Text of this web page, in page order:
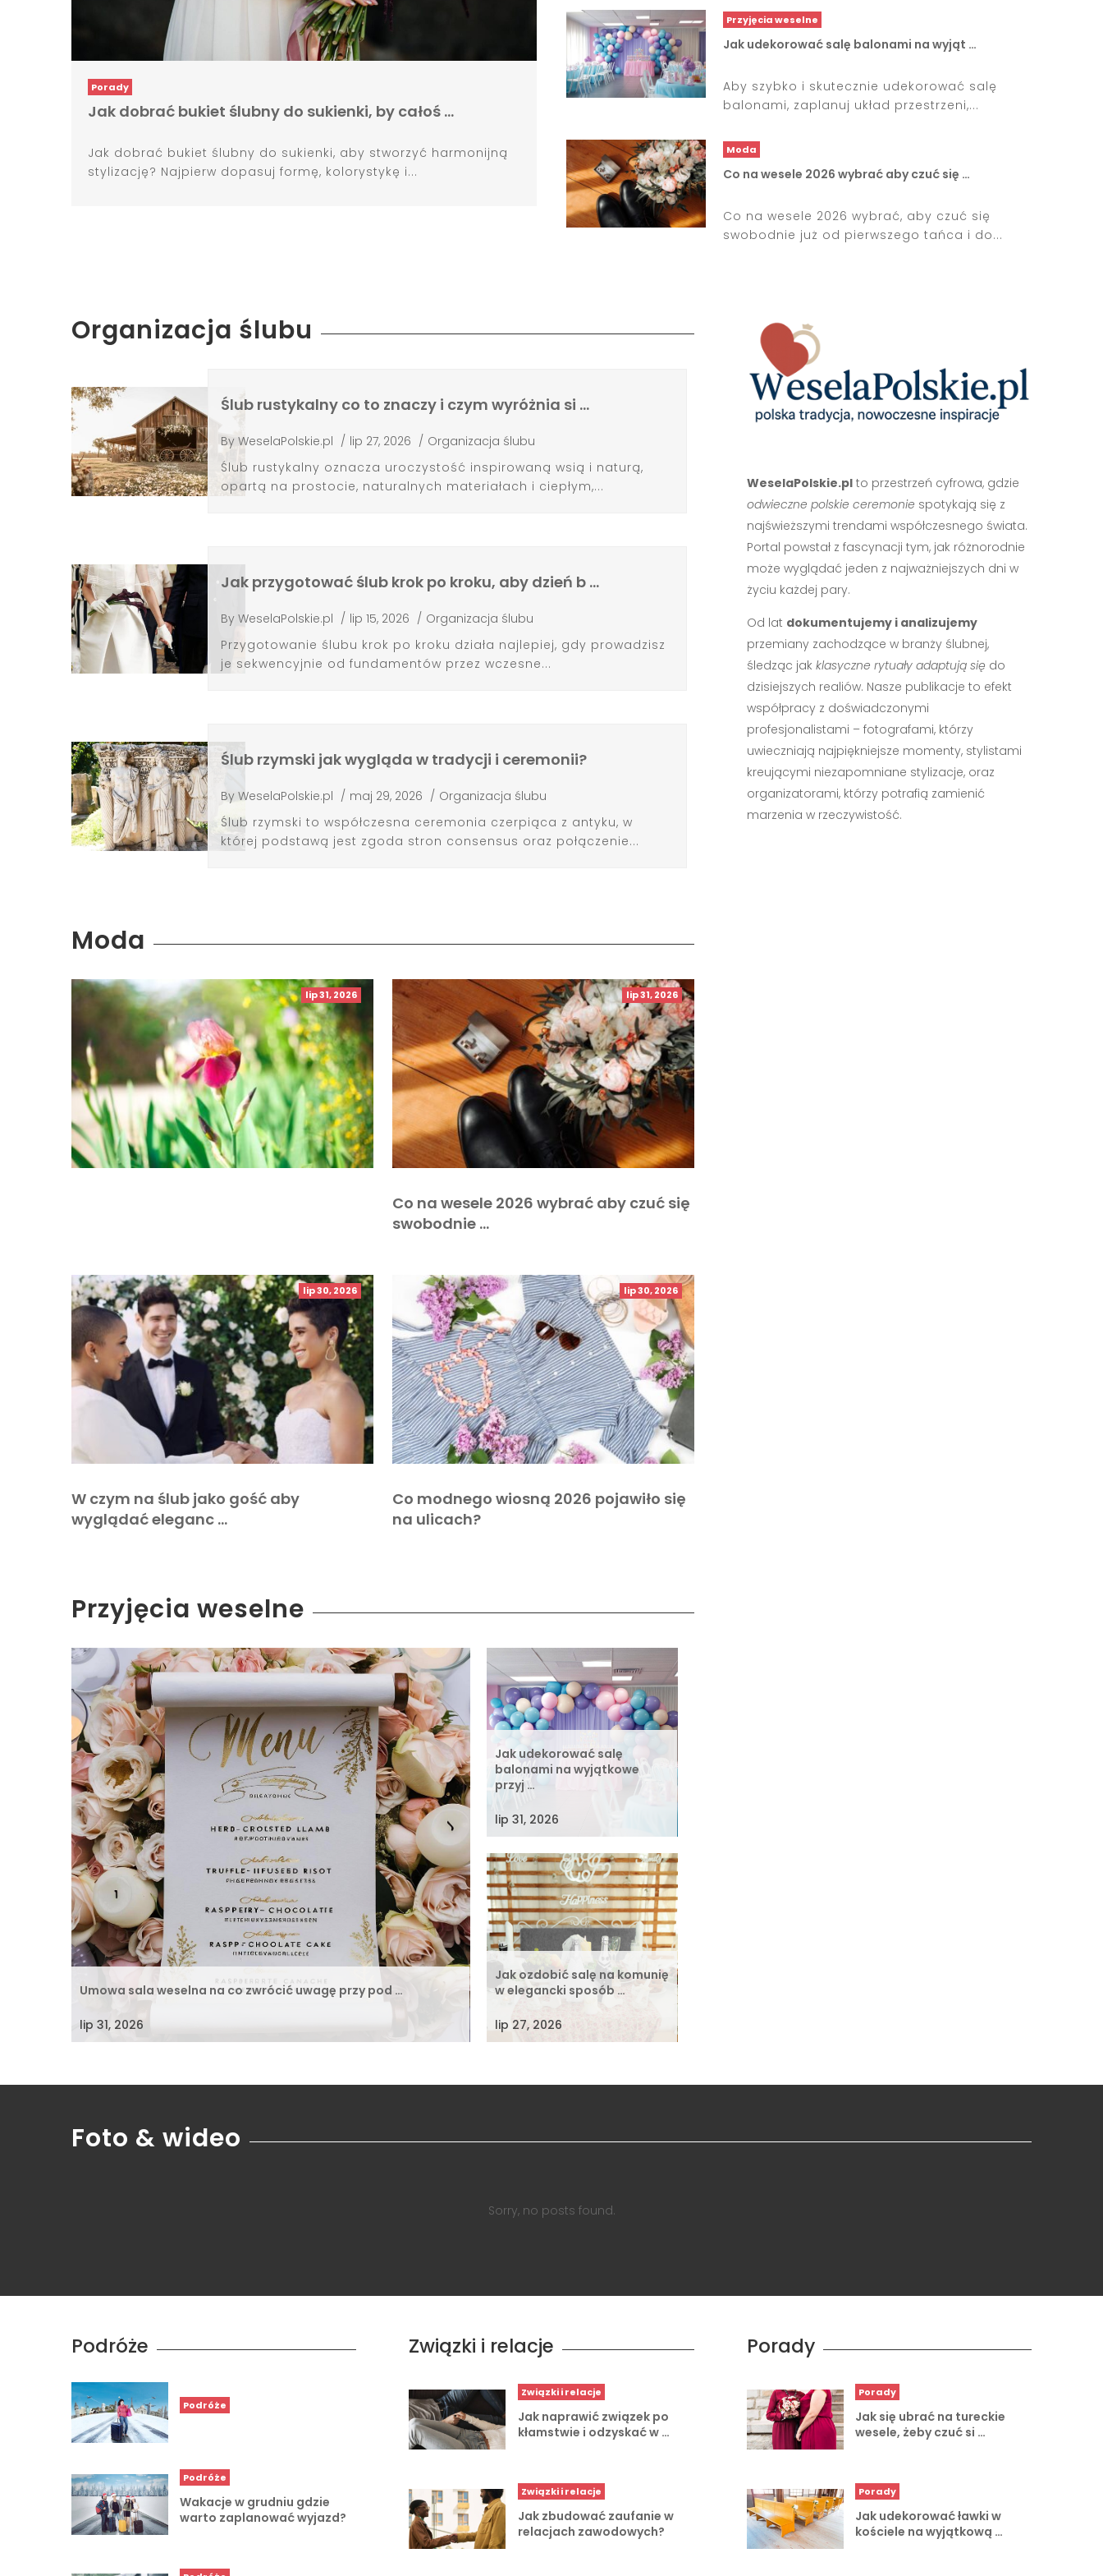
Porady
Jak dobrać bukiet ślubny do sukienki, by całoś …
Jak dobrać bukiet ślubny do sukienki, aby stworzyć harmonijną
stylizację? Najpierw dopasuj formę, kolorystykę i...
Przyjęcia weselne
Jak udekorować salę balonami na wyjąt …
Aby szybko i skutecznie udekorować salę
balonami, zaplanuj układ przestrzeni,...
Moda
Co na wesele 2026 wybrać aby czuć się …
Co na wesele 2026 wybrać, aby czuć się
swobodnie już od pierwszego tańca i do...
Organizacja ślubu
Ślub rustykalny co to znaczy i czym wyróżnia si …
ByWeselaPolskie.pl / lip 27, 2026 / Organizacja ślubu
Ślub rustykalny oznacza uroczystość inspirowaną wsią i naturą,
opartą na prostocie, naturalnych materiałach i ciepłym,...
Jak przygotować ślub krok po kroku, aby dzień b …
ByWeselaPolskie.pl / lip 15, 2026 / Organizacja ślubu
Przygotowanie ślubu krok po kroku działa najlepiej, gdy prowadzisz
je sekwencyjnie od fundamentów przez wczesne...
Ślub rzymski jak wygląda w tradycji i ceremonii?
ByWeselaPolskie.pl / maj 29, 2026 / Organizacja ślubu
Ślub rzymski to współczesna ceremonia czerpiąca z antyku, w
której podstawą jest zgoda stron consensus oraz połączenie...
Moda
lip 31, 2026 lip 31, 2026
Co na wesele 2026 wybrać aby czuć się
swobodnie …
lip 30, 2026
W czym na ślub jako gość aby
wyglądać eleganc …
lip 30, 2026
Co modnego wiosną 2026 pojawiło się
na ulicach?
Przyjęcia weselne
Umowa sala weselna na co zwrócić uwagę przy pod …
lip 31, 2026
Jak udekorować salę
balonami na wyjątkowe
przyj …
lip 31, 2026
Jak ozdobić salę na komunię
w elegancki sposób …
lip 27, 2026
WeselaPolskie.plto przestrzeń cyfrowa, gdzie
odwieczne polskie ceremonie spotykają się z
najświeższymi trendami współczesnego świata.
Portal powstał z fascynacji tym, jak różnorodnie
może wyglądać jeden z najważniejszych dni w
życiu każdej pary.
Od lat dokumentujemy i analizujemy
przemiany zachodzące w branży ślubnej,
śledząc jak klasyczne rytuały adaptują się do
dzisiejszych realiów. Nasze publikacje to efekt
współpracy z doświadczonymi
profesjonalistami – fotografami, którzy
uwieczniają najpiękniejsze momenty, stylistami
kreującymi niezapomniane stylizacje, oraz
organizatorami, którzy potrafią zamienić
marzenia w rzeczywistość.
Foto & wideo
Sorry, no posts found.
Podróże
Podróże
Podróże
Wakacje w grudniu gdzie
warto zaplanować wyjazd?
Związki i relacje
Związki i relacje
Jak naprawić związek po
kłamstwie i odzyskać w …
Związki i relacje
Jak zbudować zaufanie w
relacjach zawodowych?
Porady
Porady
Jak się ubrać na tureckie
wesele, żeby czuć si …
Porady
Jak udekorować ławki w
kościele na wyjątkową …